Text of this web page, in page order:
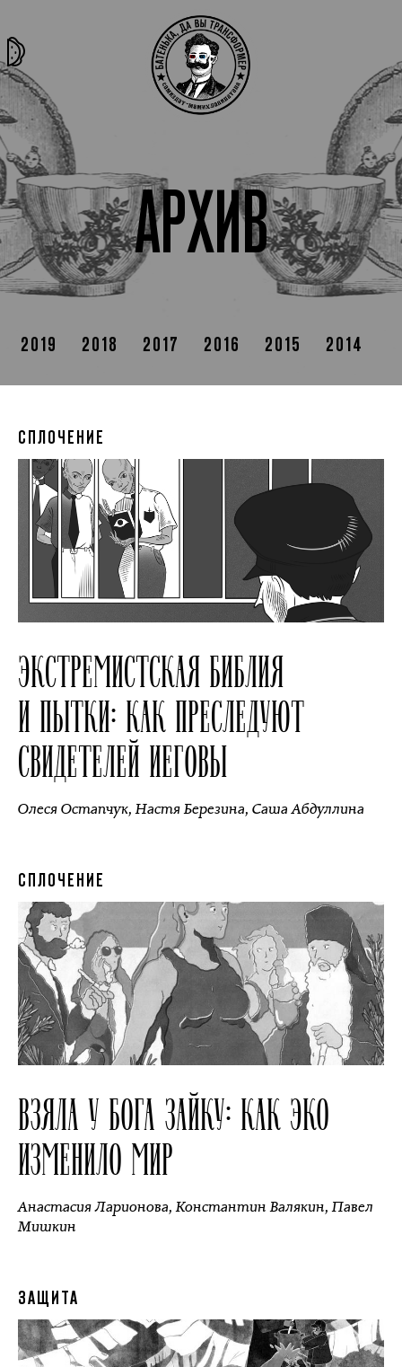
та самая
история
тёмная
материясекты
архив
АРХИВ
2019 2018 2017 2016 2015 2014
СПЛОЧЕНИЕ
ЭКСТРЕМИСТСКАЯ БИБЛИЯ
И ПЫТКИ: КАК ПРЕСЛЕДУЮТ
СВИДЕТЕЛЕЙ ИЕГОВЫ
Олеся Остапчук,Настя Березина, Саша Абдуллина
СПЛОЧЕНИЕ
ВЗЯЛА У БОГА ЗАЙКУ: КАК ЭКО
ИЗМЕНИЛО МИР
Анастасия Ларионова,Константин Валякин,Павел
Мишкин
ЗАЩИТА